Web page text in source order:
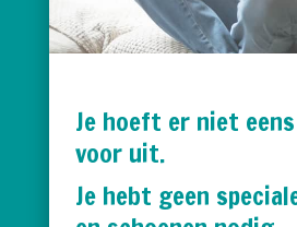
Je hoeft er niet
voor uit.
Je hebt geen